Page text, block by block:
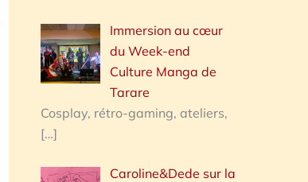
Immersion au cœur
du Week-end
Culture Manga de
Tarare
Cosplay, rétro-gaming, ateliers,
[…]
Caroline&Dede sur la